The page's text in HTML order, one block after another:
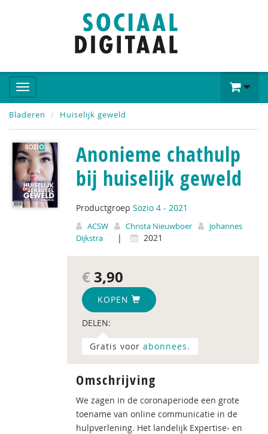
Bladeren Huiselijk geweld
Anonieme chathulp
bij huiselijk geweld
Productgroep Sozio 4 - 2021
ACSW Christa Nieuwboer
Johannes
Dijkstra
| 2021
€ 3,90
KOPEN
DELEN:
Gratis voor abonnees.
Omschrijving
We zagen in de coronaperiode een grote
toename van online communicatie in de
hulpverlening. Het landelijk Expertise- en